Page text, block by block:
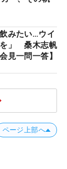
みたい…ウイ
を」 桑木志帆
見一問一答】
ページ上部へ